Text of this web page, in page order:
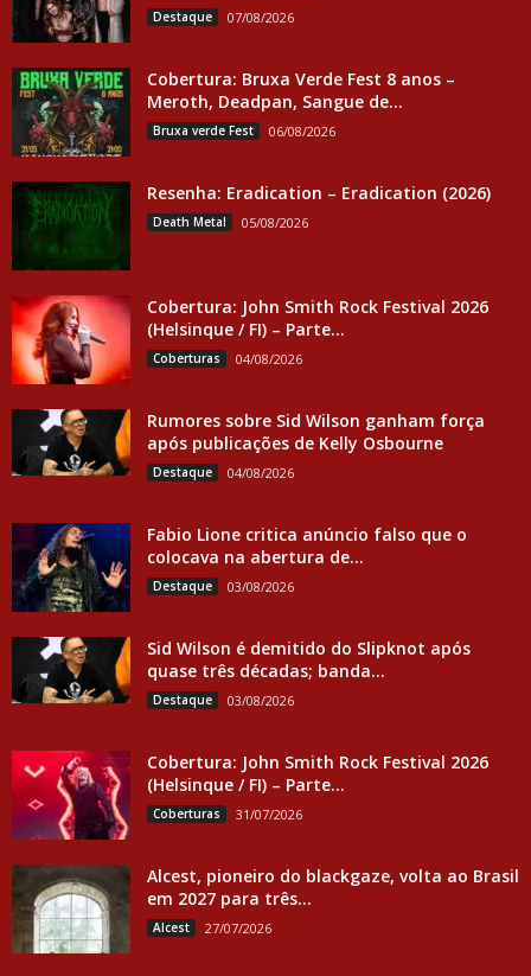
Destaque 07/08/2026
Cobertura: Bruxa Verde Fest 8 anos –
Meroth, Deadpan, Sangue de...
Bruxa verde Fest 06/08/2026
Resenha: Eradication – Eradication (2026)
Death Metal 05/08/2026
Cobertura: John Smith Rock Festival 2026
(Helsinque / FI) – Parte...
Coberturas 04/08/2026
Rumores sobre Sid Wilson ganham força
após publicações de Kelly Osbourne
Destaque 04/08/2026
Fabio Lione critica anúncio falso que o
colocava na abertura de...
Destaque 03/08/2026
Sid Wilson é demitido do Slipknot após
quase três décadas; banda...
Destaque 03/08/2026
Cobertura: John Smith Rock Festival 2026
(Helsinque / FI) – Parte...
Coberturas 31/07/2026
Alcest, pioneiro do blackgaze, volta ao Brasil
em 2027 para três...
Alcest 27/07/2026